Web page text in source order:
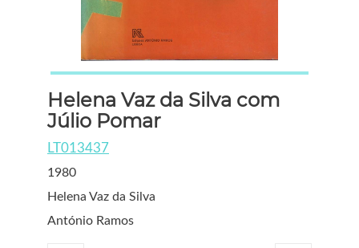
Helena Vaz da Silva com
Júlio Pomar
LT013437
1980
Helena Vaz da Silva
António Ramos